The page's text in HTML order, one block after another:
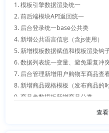
16. 小程序购物车分离优化
17. 微信小程序登录适配新规
18. 可视化数据展示新增缓存
19. web端首页轮播样式优化
20. 用户头像上传新增钩子
21. 分页统计优化避免sql浪费
22. 动态数据列表分页支持统计汇总
23. 底层框架升级到tp6.1
1. 模板引擎数据渲染统一
2. 前后端模块API返回统一
3. 后台登录统一base公共类
4. 新增公共语言信息（含js使用）
5. 新增模板数据赋值和模板渲染钩
6. 数据列表统一变量、避免重复冲
7. 后台管理新增用户购物车商品查
8. 新增商品规格模板（发布商品的
9. 商品参数模板新增商品分类
10. 下单确认页面业务选择自动定
查